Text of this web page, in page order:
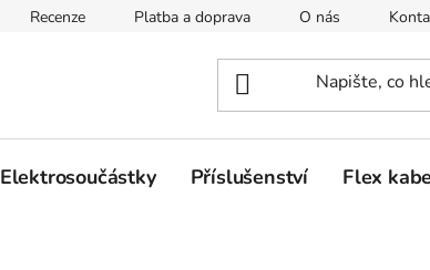
Recenze Platba a doprava O nás
Elektrosoučástky Příslušenství Flex